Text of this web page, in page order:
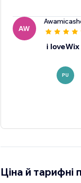
AW
i loveWix
PU
Ціна й тарифні